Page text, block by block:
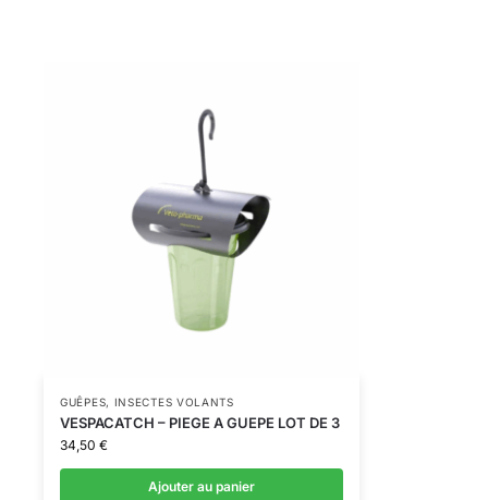
GUÊPES, INSECTES VOLANTS
VESPACATCH – PIEGE A GUEPE LOT DE 3
34,50 €
Ajouter au panier